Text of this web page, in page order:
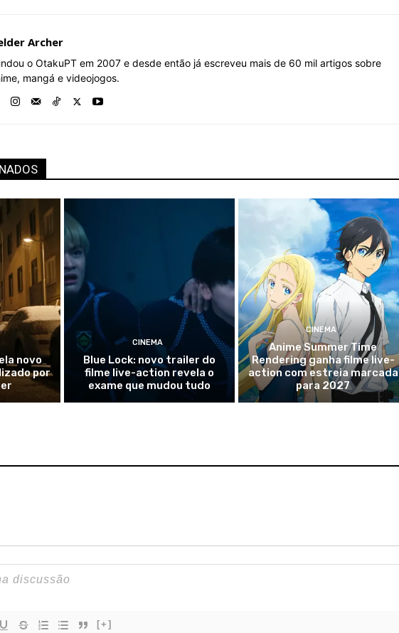
Archer
o OtakuPT em 2007 e desde então já escreveu mais de 60 mil artigos sobre
mangá e videojogos.
novo
por
CINEMA
Blue Lock: novo trailer do
filme live-action revela o
exame que mudou tudo
CINEMA
Anime Summer Time
Rendering ganha filme live-
action com estreia marcada
para 2027
[+]